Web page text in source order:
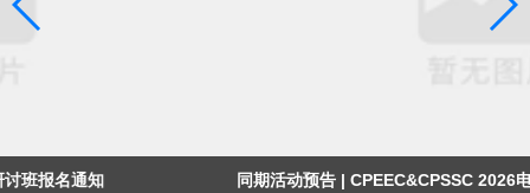
同期活动预告 | CPEEC&CPSSC 2026电力电子与电源人才招聘会重